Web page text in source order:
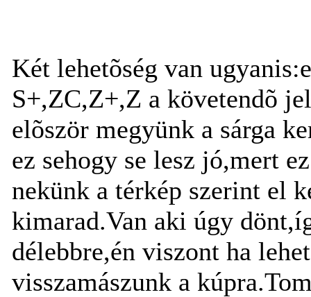
Két lehetõség van
S+,ZC,Z+,Z a követendõ
elõször megyünk a sárga
ez sehogy se lesz jó,mert
nekünk a térkép szerint el
kimarad.Van aki úgy
délebbre,én viszont ha
visszamászunk a